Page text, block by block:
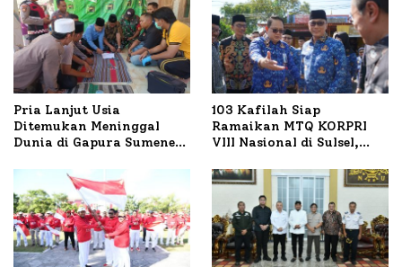
Pria Lanjut Usia
Ditemukan Meninggal
Dunia di Gapura Sumenep,
103 Kafilah Siap
Ramaikan MTQ KORPRI
VIII Nasional di Sulsel,